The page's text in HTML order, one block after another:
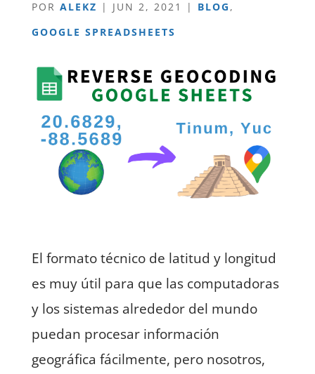
POR ALEKZ | JUN 2, 2021 | BLOG ,
GOOGLE SPREADSHEETS
El formato técnico de latitud y longitud
es muy útil para que las computadoras
y los sistemas alrededor del mundo
puedan procesar información
geográfica fácilmente, pero nosotros,